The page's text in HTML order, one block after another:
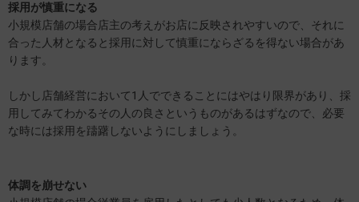
採用が慎重になる
小規模店舗の場合店主の考えがお店に反映されやすいので、それに
合った人材となると採用に対して慎重にならざるを得ない場合があ
ります。
しかし店舗経営において1人でできることにはやはり限界があり、採
用してみてわかるその人の良さというものがあるはずなので、必要
な時には採用を躊躇しないようにしましょう。
体調を崩せない